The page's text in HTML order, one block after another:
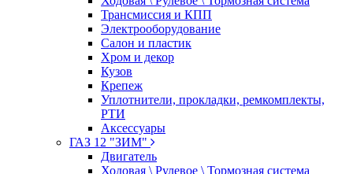
Трансмиссия и КПП
Электрооборудование
Салон и пластик
Хром и декор
Кузов
Крепеж
Уплотнители, прокладки, ремкомплекты,
РТИ
Аксессуары
ГАЗ 12 "ЗИМ"
Двигатель
Ходовая \ Рулевое \ Тормозная система